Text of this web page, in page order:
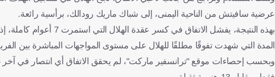
عرضية سافيتش من الناحية اليمنى، إلى شباك ماريك رودالك، برأسية رائعة.
المدة التي شهدت تفوقًا مطلقًا للهلال على مستوى المواجهات المباشرة بين